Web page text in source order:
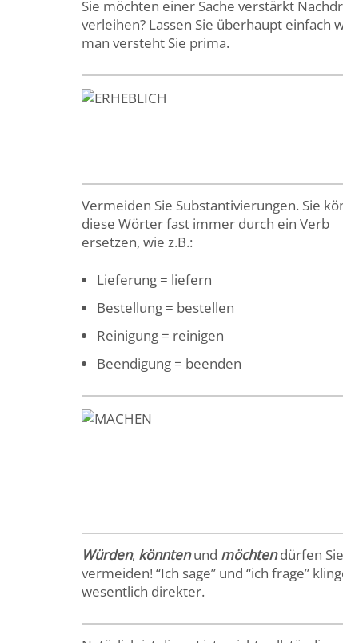
Sie möchten einer Sache verstärkt
verleihen? Lassen Sie überhaupt einfach
man versteht Sie prima.
Vermeiden Sie Substantivierungen. Sie
diese Wörter fast immer durch ein Verb
ersetzen, wie z.B.:
Lieferung = liefern
Bestellung = bestellen
Reinigung = reinigen
Beendigung = beenden
Würden, könnten und möchten dürfen Sie
vermeiden! “Ich sage” und “ich frage”
wesentlich direkter.